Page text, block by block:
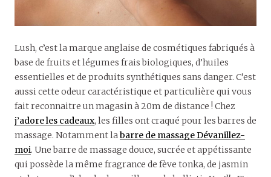
Lush, c’est la marque anglaise de cosmétiques fabriqués à
base de fruits et légumes frais biologiques, d’huiles
essentielles et de produits synthétiques sans danger. C’est
aussi cette odeur caractéristique et particulière qui vous
fait reconnaitre un magasin à 20m de distance ! Chez
j’adore les cadeaux, les filles ont craqué pour les barres de
massage. Notamment labarre de massage Dévanillez-
moi. Une barre de massage douce, sucrée et appétissante
qui possède la même fragrance de fève tonka, de jasmin